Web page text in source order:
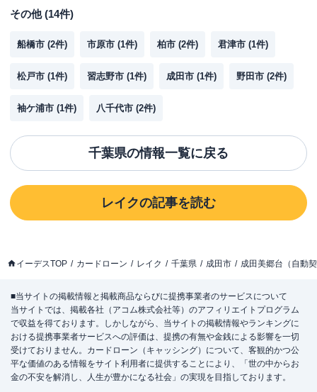
その他(14件)
船橋市 (2件) 市原市 (1件) 柏市 (2件) 君津市 (1件)
松戸市 (1件) 習志野市 (1件) 成田市 (1件) 野田市 (2件)
袖ケ浦市 (1件) 八千代市 (2件)
千葉県の情報一覧に戻る
レイクの記事を読む
イーデスTOP カードローン レイク 千葉県 成田市 成田美郷台（自動
■当サイトの掲載情報と掲載商品ならびに提携事業者のサービスについて
当サイトでは、掲載各社（アコム株式会社等）のアフィリエイトプログラム
で収益を得ております。しかしながら、当サイトの掲載情報やランキングに
おける提携事業者サービスへの評価は、提携の有無や金銭による影響を一切
受けておりません。カードローン（キャッシング）について、客観的かつ公
平な価値のある情報をサイト利用者に提供することにより、「世の中からお
金の不安を解消し、人生が豊かになる社会」の実現を目指しております。